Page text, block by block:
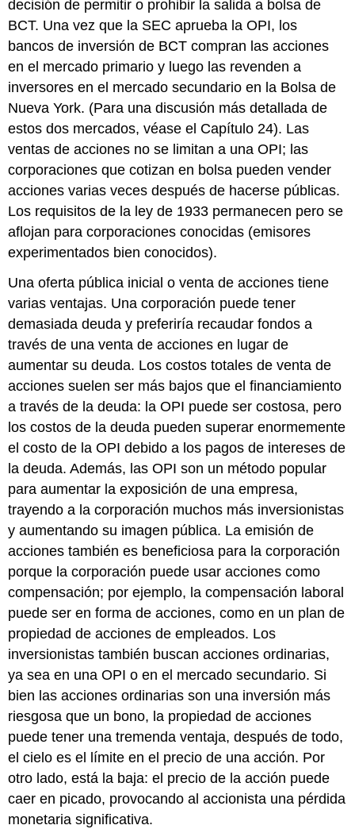
decisión de permitir o prohibir la salida a bolsa de
BCT. Una vez que la SEC aprueba la OPI, los
bancos de inversión de BCT compran las acciones
en el mercado primario y luego las revenden a
inversores en el mercado secundario en la Bolsa de
Nueva York. (Para una discusión más detallada de
estos dos mercados, véase el Capítulo 24). Las
ventas de acciones no se limitan a una OPI; las
corporaciones que cotizan en bolsa pueden vender
acciones varias veces después de hacerse públicas.
Los requisitos de la ley de 1933 permanecen pero se
aflojan para corporaciones conocidas (emisores
experimentados bien conocidos).
Una oferta pública inicial o venta de acciones tiene
varias ventajas. Una corporación puede tener
demasiada deuda y preferiría recaudar fondos a
través de una venta de acciones en lugar de
aumentar su deuda. Los costos totales de venta de
acciones suelen ser más bajos que el financiamiento
a través de la deuda: la OPI puede ser costosa, pero
los costos de la deuda pueden superar enormemente
el costo de la OPI debido a los pagos de intereses de
la deuda. Además, las OPI son un método popular
para aumentar la exposición de una empresa,
trayendo a la corporación muchos más inversionistas
y aumentando su imagen pública. La emisión de
acciones también es beneficiosa para la corporación
porque la corporación puede usar acciones como
compensación; por ejemplo, la compensación laboral
puede ser en forma de acciones, como en un plan de
propiedad de acciones de empleados. Los
inversionistas también buscan acciones ordinarias,
ya sea en una OPI o en el mercado secundario. Si
bien las acciones ordinarias son una inversión más
riesgosa que un bono, la propiedad de acciones
puede tener una tremenda ventaja, después de todo,
el cielo es el límite en el precio de una acción. Por
otro lado, está la baja: el precio de la acción puede
caer en picado, provocando al accionista una pérdida
monetaria significativa.